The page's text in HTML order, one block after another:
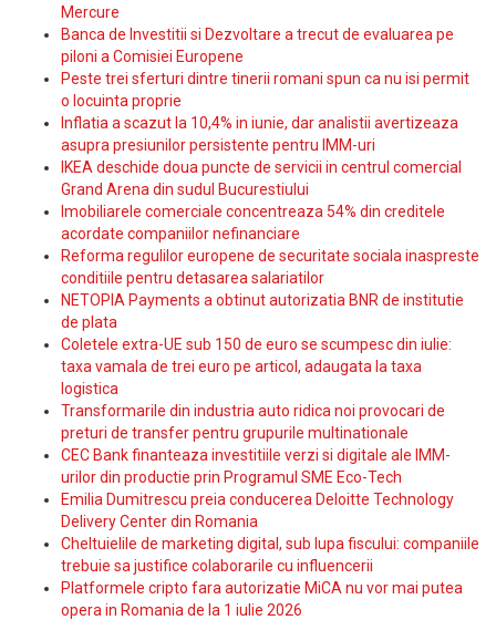
Mercure
Banca de Investitii si Dezvoltare a trecut de evaluarea pe
piloni a Comisiei Europene
Peste trei sferturi dintre tinerii romani spun ca nu isi permit
o locuinta proprie
Inflatia a scazut la 10,4% in iunie, dar analistii avertizeaza
asupra presiunilor persistente pentru IMM-uri
IKEA deschide doua puncte de servicii in centrul comercial
Grand Arena din sudul Bucurestiului
Imobiliarele comerciale concentreaza 54% din creditele
acordate companiilor nefinanciare
Reforma regulilor europene de securitate sociala inaspreste
conditiile pentru detasarea salariatilor
NETOPIA Payments a obtinut autorizatia BNR de institutie
de plata
Coletele extra-UE sub 150 de euro se scumpesc din iulie:
taxa vamala de trei euro pe articol, adaugata la taxa
logistica
Transformarile din industria auto ridica noi provocari de
preturi de transfer pentru grupurile multinationale
CEC Bank finanteaza investitiile verzi si digitale ale IMM-
urilor din productie prin Programul SME Eco-Tech
Emilia Dumitrescu preia conducerea Deloitte Technology
Delivery Center din Romania
Cheltuielile de marketing digital, sub lupa fiscului: companiile
trebuie sa justifice colaborarile cu influencerii
Platformele cripto fara autorizatie MiCA nu vor mai putea
opera in Romania de la 1 iulie 2026